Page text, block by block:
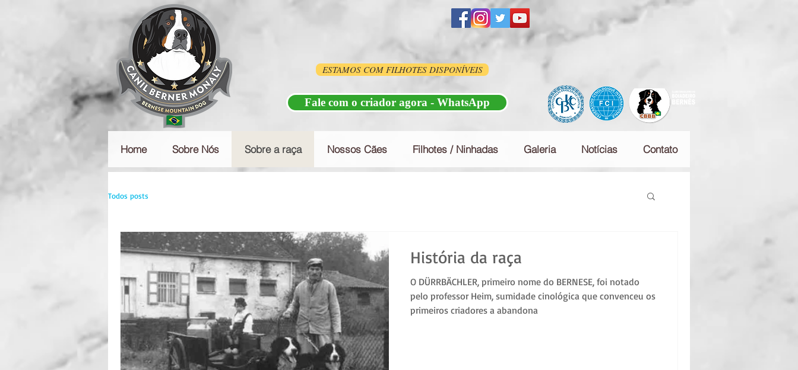
ESTAMOS COM FILHOTES DISPONÍVEIS
Fale com o criador agora - WhatsApp
Home Sobre Nós Sobre a raça Nossos Cães Filhotes / Ninhadas Galeria Notícias Contato
Todos posts
História da raça
O DÜRRBÄCHLER, primeiro nome do BERNESE, foi notado
pelo professor Heim, sumidade cinológica que convenceu os
primeiros criadores a abandona